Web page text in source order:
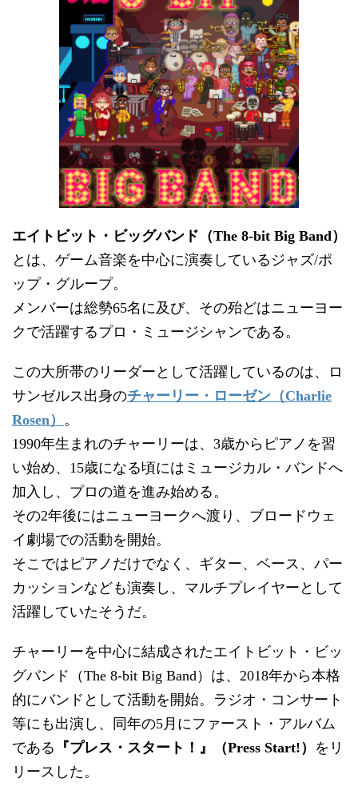
エイトビット・ビッグバンド（The 8-bit Big Band）
とは、ゲーム音楽を中心に演奏しているジャズ/ポ
ップ・グループ。
メンバーは総勢65名に及び、その殆どはニューヨー
クで活躍するプロ・ミュージシャンである。
この大所帯のリーダーとして活躍しているのは、ロ
サンゼルス出身のチャーリー・ローゼン（Charlie
Rosen） 。
1990年生まれのチャーリーは、3歳からピアノを習
い始め、15歳になる頃にはミュージカル・バンドへ
加入し、プロの道を進み始める。
その2年後にはニューヨークへ渡り、ブロードウェ
イ劇場での活動を開始。
そこではピアノだけでなく、ギター、ベース、パー
カッションなども演奏し、マルチプレイヤーとして
活躍していたそうだ。
チャーリーを中心に結成されたエイトビット・ビッ
グバンド（The 8-bit Big Band）は、2018年から本格
的にバンドとして活動を開始。ラジオ・コンサート
等にも出演し、同年の5月にファースト・アルバム
である 『プレス・スタート！』（Press Start!） をリ
リースした。